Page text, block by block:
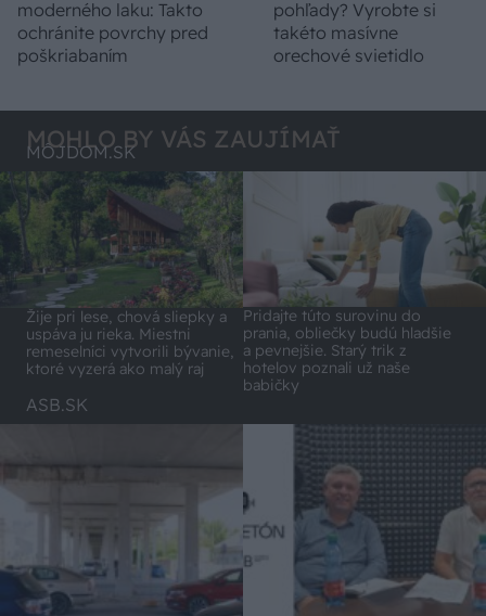
moderného laku: Takto
ochránite povrchy pred
poškriabaním
pohľady? Vyrobte si
takéto masívne
orechové svietidlo
MOHLO BY VÁS ZAUJÍMAŤ
MÔJDOM.SK
Žije pri lese, chová sliepky a
uspáva ju rieka. Miestni
remeselníci vytvorili bývanie,
ktoré vyzerá ako malý raj
Pridajte túto surovinu do
prania, obliečky budú hladšie
a pevnejšie. Starý trik z
hotelov poznali už naše
babičky
ASB.SK